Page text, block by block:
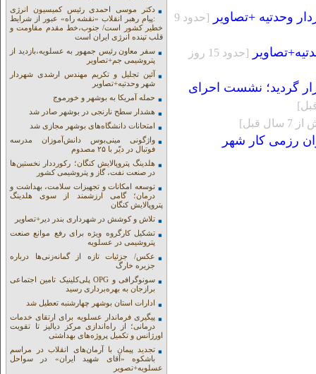
وحدتیه +تصاویر [حدود 9
[حدود 15 روز
گردید؛ نشست احرای
سال قبل]
رزمی کار شهر
دکتر موسی احمدی رئیس کمیسیون انرژی
:پیام رهبر انقلاب «نقشه راه» عبور از شرایط
خطیر کشور است/ جنوب،خط مقدم مقاومت و
قلب تپنده انرژی ایران است
سفر معاون رئیس جمهور به عسلویه،بازدید از
پتروشیمی جم+تصاویر
آئین تجلیل و تکریم مهندس ارشدی شهردار
شهر وحدتیه+تصاویر
حمله آمریکا به بوشهر و خورموج
هشدار سطح نارنجی در بوشهر صادر شد
امتحانات دانشگاه‌های بوشهر مجازی شد
واژگونی مینی‌بوس دانش‌آموزان مدرسه
فوتبال در دیّر با ۲۵ مصدوم
هلدینگ پتروپالایش کنگان؛ رکورددار نخستین‌ها
در صنعت نفت، گاز و پتروشیمی کشور
توسعه امکانات و تجهیزات سلامت، بهداشت و
درمان؛ گامی ارزشمند از سوی هلدینگ
پتروپالایش کنگان
تلاش و کوشش در شهرداری بندر دیر+تصاویر
تشکیل کارگروه ویژه برای رفع موانع صنعت
پتروشیمی در عسلویه
عکس/ جزئیات تازه از گمانه‌زنی‌ها درباره
جزیره خارگ
سونوگرافی و OPG پلی‌کلینیک تامین اجتماعی
برازجان به بهره‌برداری رسید
ادارات استان بوشهر چهارشنبه تعطیل شد
پیگیری فرماندار عسلویه برای ارتقای خدمات
درمانی؛ از راه‌اندازی مرکز دیالیز تا تقویت
اورژانس و تکمیل پروژه‌های بهداشتی
تجدید پیمان با آرمان‌های انقلاب در مراسم
باشکوه «آقای شهید ایران» در سواحل
عسلویه+تصویر